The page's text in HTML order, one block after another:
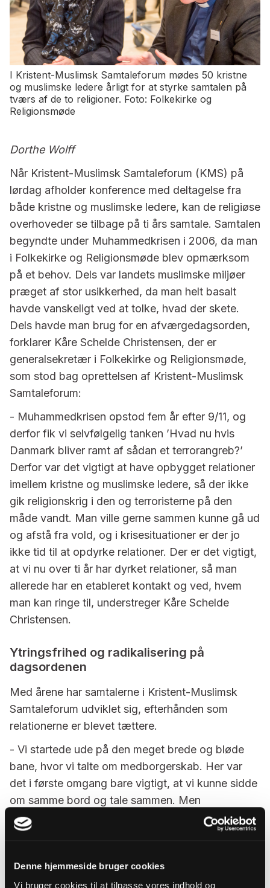
Denne hjemmeside bruger cookies
Vi bruger cookies til at tilpasse vores indhold og
I Kristent-Muslimsk Samtaleforum mødes 50 kristne
og muslimske ledere årligt for at styrke samtalen på
tværs af de to religioner. Foto: Folkekirke og
Religionsmøde
Dorthe Wolff
Når Kristent-Muslimsk Samtaleforum (KMS) på
lørdag afholder konference med deltagelse fra
både kristne og muslimske ledere, kan de religiøse
overhoveder se tilbage på ti års samtale. Samtalen
begyndte under Muhammedkrisen i 2006, da man
i Folkekirke og Religionsmøde blev opmærksom
på et behov. Dels var landets muslimske miljøer
præget af stor usikkerhed, da man helt basalt
havde vanskeligt ved at tolke, hvad der skete.
Dels havde man brug for en afværgedagsorden,
forklarer Kåre Schelde Christensen, der er
generalsekretær i Folkekirke og Religionsmøde,
som stod bag oprettelsen af Kristent-Muslimsk
Samtaleforum:
- Muhammedkrisen opstod fem år efter 9/11, og
derfor fik vi selvfølgelig tanken ’Hvad nu hvis
Danmark bliver ramt af sådan et terrorangreb?’
Derfor var det vigtigt at have opbygget relationer
imellem kristne og muslimske ledere, så der ikke
gik religionskrig i den og terroristerne på den
måde vandt. Man ville gerne sammen kunne gå ud
og afstå fra vold, og i krisesituationer er der jo
ikke tid til at opdyrke relationer. Der er det vigtigt,
at vi nu over ti år har dyrket relationer, så man
allerede har en etableret kontakt og ved, hvem
man kan ringe til, understreger Kåre Schelde
Christensen.
Ytringsfrihed og radikalisering på
dagsordenen
Med årene har samtalerne i Kristent-Muslimsk
Samtaleforum udviklet sig, efterhånden som
relationerne er blevet tættere.
- Vi startede ude på den meget brede og bløde
bane, hvor vi talte om medborgerskab. Her var
det i første omgang bare vigtigt, at vi kunne sidde
om samme bord og tale sammen. Men
efterhånden som relationen har udviklet sig, har vi
pludseligt kunnet tale om emner som ytringsfrihed
helligskrifter og demokrati, så på den måde har
relationen gjort, at vi nu kan tale om nogle af de